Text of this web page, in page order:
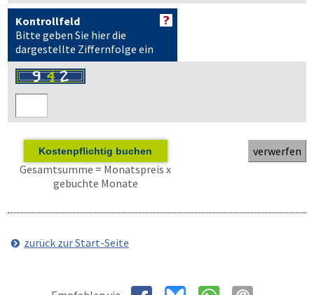
Kontrollfeld
Bitte geben Sie hier die
dargestellte Ziffernfolge ein
Kostenpflichtig buchen
Gesamtsumme = Monatspreis x
gebuchte Monate
zurück zur Start-Seite